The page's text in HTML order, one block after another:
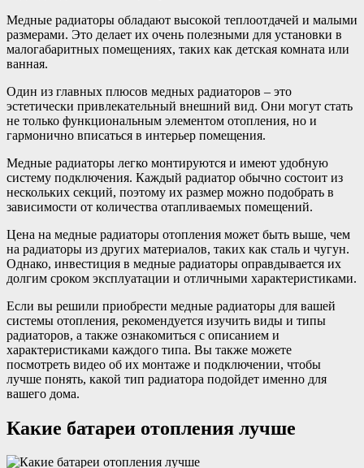
Медные радиаторы обладают высокой теплоотдачей и малыми
размерами. Это делает их очень полезными для установки в
малогабаритных помещениях, таких как детская комната или
ванная.
Один из главных плюсов медных радиаторов – это
эстетически привлекательный внешний вид. Они могут стать
не только функциональным элементом отопления, но и
гармонично вписаться в интерьер помещения.
Медные радиаторы легко монтируются и имеют удобную
систему подключения. Каждый радиатор обычно состоит из
нескольких секций, поэтому их размер можно подобрать в
зависимости от количества отапливаемых помещений.
Цена на медные радиаторы отопления может быть выше, чем
на радиаторы из других материалов, таких как сталь и чугун.
Однако, инвестиция в медные радиаторы оправдывается их
долгим сроком эксплуатации и отличными характеристиками.
Если вы решили приобрести медные радиаторы для вашей
системы отопления, рекомендуется изучить виды и типы
радиаторов, а также ознакомиться с описанием и
характеристиками каждого типа. Вы также можете
посмотреть видео об их монтаже и подключении, чтобы
лучше понять, какой тип радиатора подойдет именно для
вашего дома.
Какие батареи отопления лучше